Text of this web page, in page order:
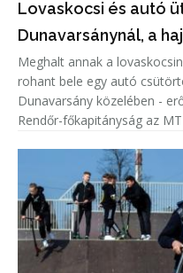
Lovaskocsi és autó
Dunavarsánynál, a
Meghalt annak a
rohant bele egy autó
Dunavarsány közelében -
Rendőr-főkapitányság az